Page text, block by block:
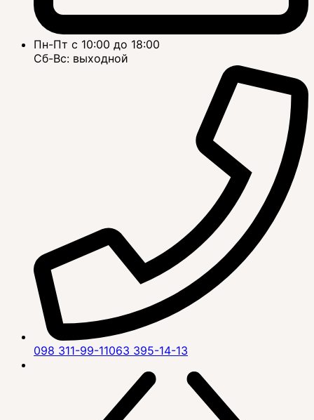
Пн-Пт с 10:00 до 18:00
Сб-Вс: выходной
098 311-99-11063 395-14-13